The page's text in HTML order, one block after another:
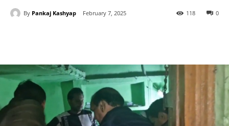
By Pankaj Kashyap February 7, 2025 0
118